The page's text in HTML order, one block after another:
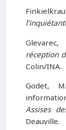
réception
Colin/INA.
Godet,
Assises
Deauville.